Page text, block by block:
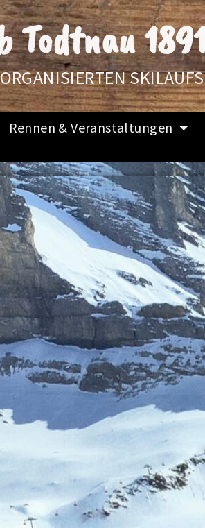
Todtnau
SKILAUFS
Rennen & Veranstaltungen